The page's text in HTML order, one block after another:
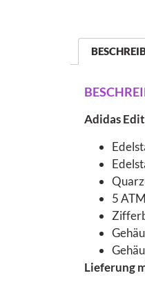
Adidas
5
Lieferung